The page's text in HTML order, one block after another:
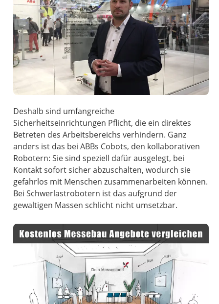
Deshalb sind umfangreiche
Sicherheitseinrichtungen Pflicht, die ein direktes
Betreten des Arbeitsbereichs verhindern. Ganz
anders ist das bei ABBs Cobots, den kollaborativen
Robotern: Sie sind speziell dafür ausgelegt, bei
Kontakt sofort sicher abzuschalten, wodurch sie
gefahrlos mit Menschen zusammenarbeiten können.
Bei Schwerlastrobotern ist das aufgrund der
gewaltigen Massen schlicht nicht umsetzbar.